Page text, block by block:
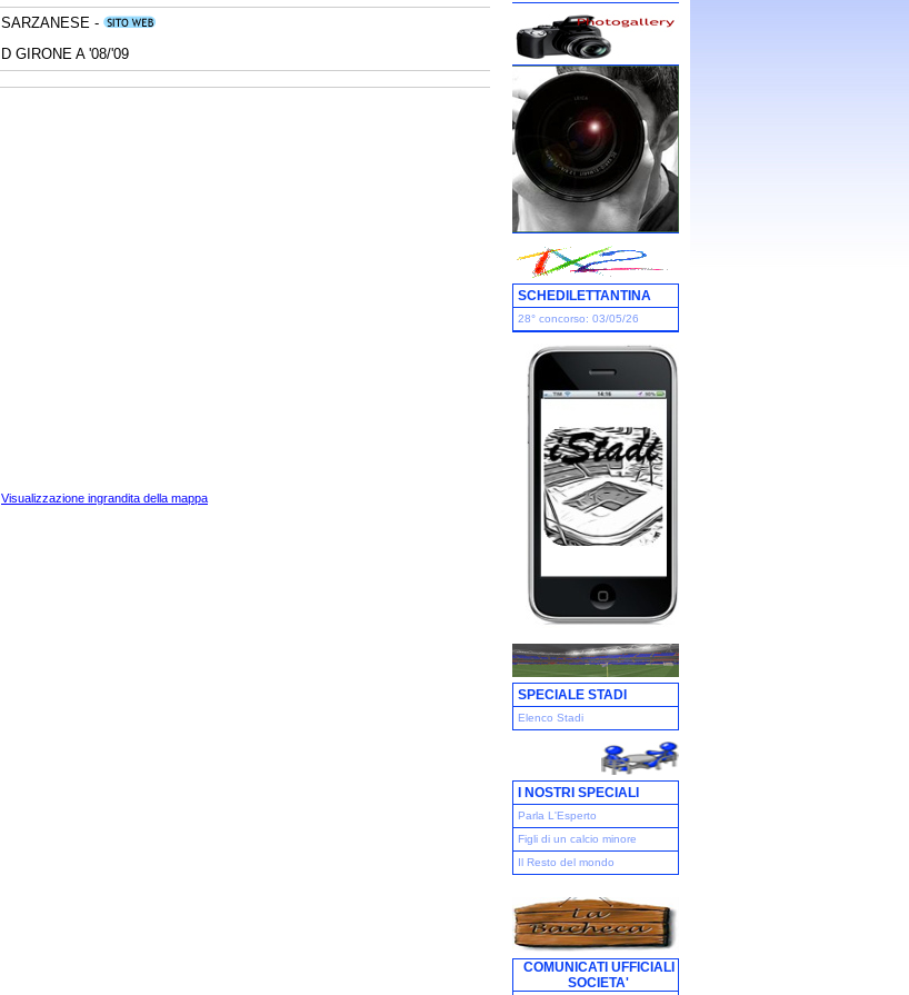
SARZANESE -
D GIRONE A '08/'09
Visualizzazione ingrandita della mappa
SCHEDILETTANTINA
28° concorso: 03/05/26
SPECIALE STADI
Elenco Stadi
I NOSTRI SPECIALI
Parla L'Esperto
Figli di un calcio minore
Il Resto del mondo
COMUNICATI UFFICIALI
SOCIETA'